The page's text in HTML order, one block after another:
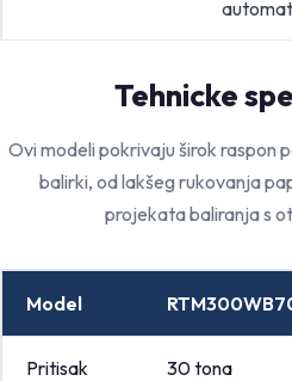
Tehnicke
Ovi modeli pokrivaju širok raspon
balirki, od lakšeg rukovanja
projekata baliranja s
Model
Pritisak 30 tona